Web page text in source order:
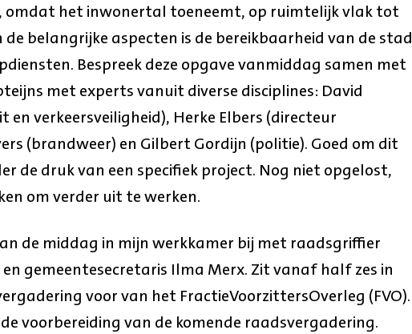
omdat het inwonertal toeneemt, op ruimtelijk vlak tot
de belangrijke aspecten is de bereikbaarheid van de stad
Bespreek deze opgave vanmiddag samen met
met experts vanuit diverse disciplines: David
en verkeersveiligheid), Herke Elbers (directeur
(brandweer) en Gilbert Gordijn (politie). Goed om dit
de druk van een specifiek project. Nog niet opgelost,
om verder uit te werken.
de middag in mijn werkkamer bij met raadsgriffier
gemeentesecretaris Ilma Merx. Zit vanaf half zes in
voor van het FractieVoorzittersOverleg (FVO).
voorbereiding van de komende raadsvergadering.